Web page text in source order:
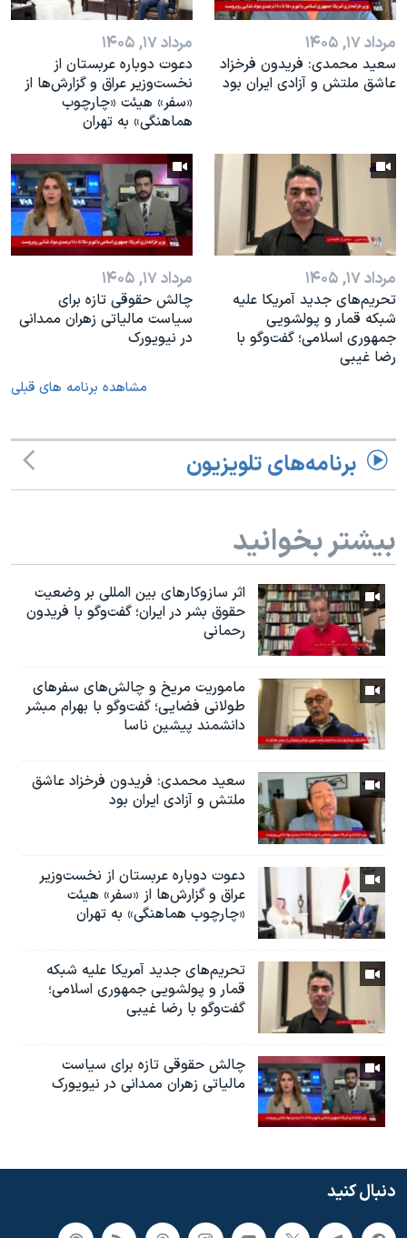
مرداد ۱۷, ۱۴۰۵
سعید محمدی: فریدون فرخزاد
عاشق ملتش و آزادی ایران بود
مرداد ۱۷, ۱۴۰۵
دعوت دوباره عربستان از
نخست‌وزیر عراق و گزارش‌ها از
«سفر» هیئت «چارچوب
هماهنگی» به تهران
مرداد ۱۷, ۱۴۰۵
تحریم‌های جدید آمریکا علیه
شبکه قمار و پولشویی
جمهوری اسلامی؛ گفت‌وگو با
رضا غیبی
مرداد ۱۷, ۱۴۰۵
چالش حقوقی تازه برای
سیاست مالیاتی زهران ممدانی
در نیویورک
مشاهده برنامه های قبلی
برنامه‌های تلویزیون
بیشتر بخوانید
اثر ساز‌و‌کارهای بین المللی بر وضعیت
حقوق بشر در ایران؛ گفت‌وگو با فریدون
رحمانی
ماموریت مریخ و چالش‌های سفرهای
طولانی فضایی؛ گفت‌وگو با بهرام مبشر
دانشمند پیشین ناسا
سعید محمدی: فریدون فرخزاد عاشق
ملتش و آزادی ایران بود
دعوت دوباره عربستان از نخست‌وزیر
عراق و گزارش‌ها از «سفر» هیئت
«چارچوب هماهنگی» به تهران
تحریم‌های جدید آمریکا علیه شبکه
قمار و پولشویی جمهوری اسلامی؛
گفت‌وگو با رضا غیبی
چالش حقوقی تازه برای سیاست
مالیاتی زهران ممدانی در نیویورک
دنبال کنید